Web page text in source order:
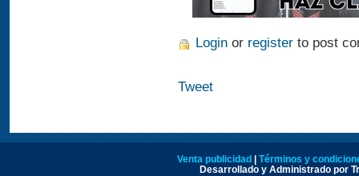
Login or register to post
Tweet
Venta publicidad | Términos y
Desarrollado y Administrado por